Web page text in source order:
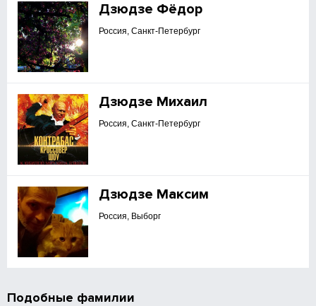
Дзюдзе Фёдор
Россия, Санкт-Петербург
Дзюдзе Михаил
Россия, Санкт-Петербург
Дзюдзе Максим
Россия, Выборг
Подобные фамилии